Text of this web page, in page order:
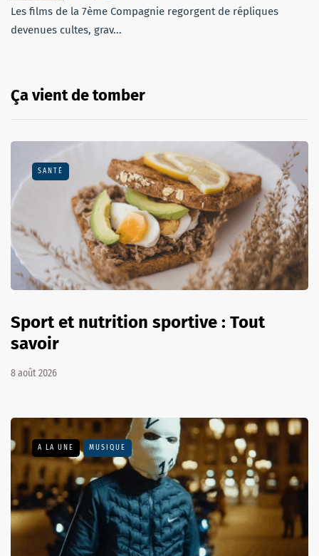
Les films de la 7ème Compagnie regorgent de répliques
devenues cultes, grav...
Ça vient de tomber
SANTÉ
Sport et nutrition sportive : Tout
savoir
8 août 2026
A LA UNE MUSIQUE